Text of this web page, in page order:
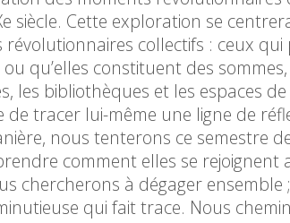
siècle. Cette exploration se
collectifs : ceux
qu’elles constituent des
les bibliothèques et les espaces
tracer lui-même une ligne de
nous tenterons ce semestre
comment elles se rejoignent
chercherons à dégager ensemble
qui fait trace. Nous